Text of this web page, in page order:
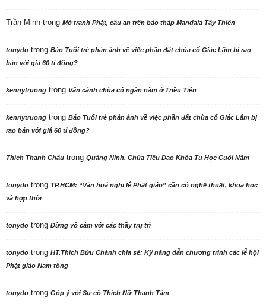
Trần Minh trong Mở tranh Phật, cầu an trên bảo tháp Mandala Tây Thiên
tonydo trong Báo Tuổi trẻ phản ảnh về việc phần đất chùa cổ Giác Lâm bị rao
bán với giá 60 tỉ đồng?
kennytruong trong Vãn cảnh chùa cổ ngàn năm ở Triều Tiên
kennytruong trong Báo Tuổi trẻ phản ảnh về việc phần đất chùa cổ Giác Lâm bị
rao bán với giá 60 tỉ đồng?
Thích Thanh Châu trong Quảng Ninh. Chùa Tiêu Dao Khóa Tu Học Cuối Năm
tonydo trong TP.HCM: “Văn hoá nghi lễ Phật giáo” cần có nghệ thuật, khoa học
và hợp thời
tonydo trong Đừng vô cảm với các thầy trụ trì
tonydo trong HT.Thích Bửu Chánh chia sẻ: Kỹ năng dẫn chương trình các lễ hội
Phật giáo Nam tông
tonydo trong Góp ý với Sư cô Thích Nữ Thanh Tâm